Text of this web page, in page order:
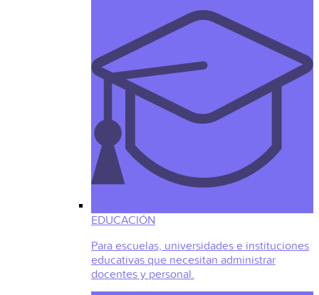
EDUCACIÓN
Para escuelas, universidades e instituciones
educativas que necesitan administrar
docentes y personal.